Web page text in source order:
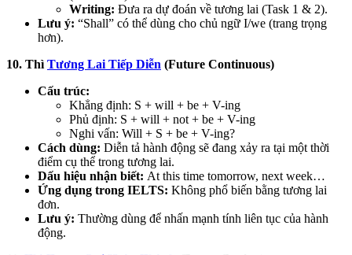
Writing: Đưa ra dự đoán về tương lai (Task 1 & 2).
Lưu ý: “Shall” có thể dùng cho chủ ngữ I/we (trang trọng
hơn).
10. Thì Tương Lai Tiếp Diễn (Future Continuous)
Cấu trúc:
Khẳng định: S + will + be + V-ing
Phủ định: S + will + not + be + V-ing
Nghi vấn: Will + S + be + V-ing?
Cách dùng: Diễn tả hành động sẽ đang xảy ra tại một thời
điểm cụ thể trong tương lai.
Dấu hiệu nhận biết: At this time tomorrow, next week…
Ứng dụng trong IELTS: Không phổ biến bằng tương lai
đơn.
Lưu ý: Thường dùng để nhấn mạnh tính liên tục của hành
động.